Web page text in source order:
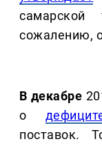
самарской
сожалению,
В декабре
о
поставок.